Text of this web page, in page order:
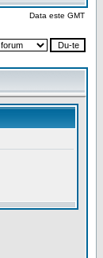
Data este GMT